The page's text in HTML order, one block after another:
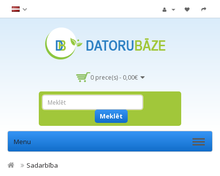
0 prece(s) - 0,00€
Meklēt
Menu
Sadarbība